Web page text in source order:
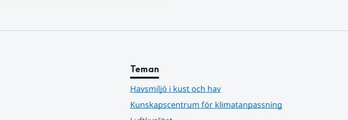
Teman
Havsmiljö i kust och hav
Kunskapscentrum för klimatanpassning